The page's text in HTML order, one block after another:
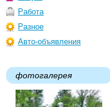
Работа
Разное
Авто-объявления
фотогалерея